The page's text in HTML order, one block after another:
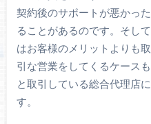
契約後のサポートが悪かっ
ることがあるのです。そし
はお客様のメリットよりも
引な営業をしてくるケース
と取引している総合代理店
す。